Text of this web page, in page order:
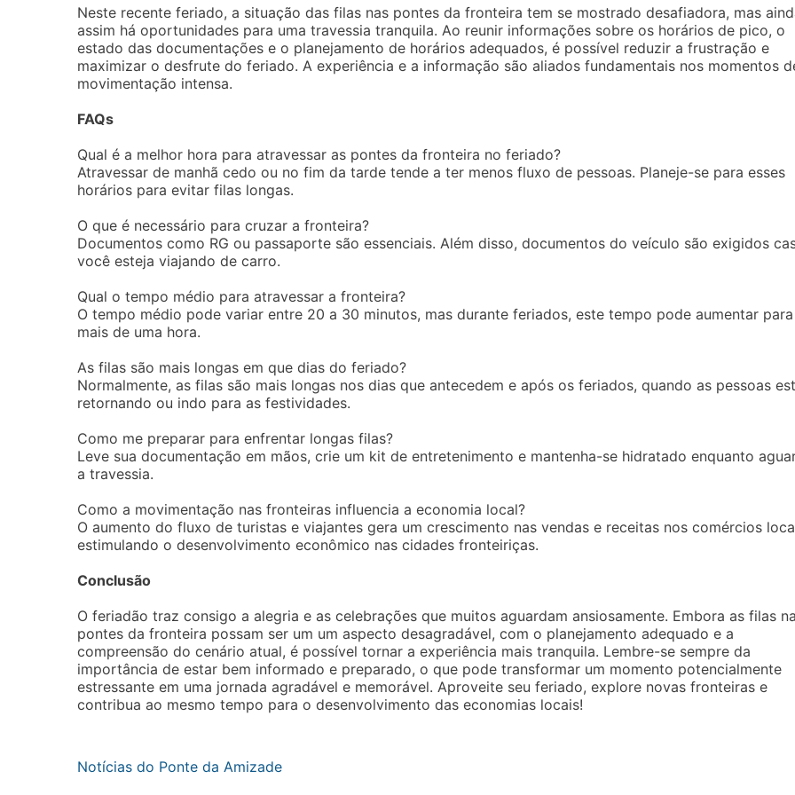
Neste recente feriado, a situação das filas nas pontes da fronteira tem se mostrado desafiadora, mas
assim há oportunidades para uma travessia tranquila. Ao reunir informações sobre os horários de pico, o
estado das documentações e o planejamento de horários adequados, é possível reduzir a frustração e
maximizar o desfrute do feriado. A experiência e a informação são aliados fundamentais nos momentos
movimentação intensa.
FAQs
Qual é a melhor hora para atravessar as pontes da fronteira no feriado?
Atravessar de manhã cedo ou no fim da tarde tende a ter menos fluxo de pessoas. Planeje-se para esses
horários para evitar filas longas.
O que é necessário para cruzar a fronteira?
Documentos como RG ou passaporte são essenciais. Além disso, documentos do veículo são exigidos
você esteja viajando de carro.
Qual o tempo médio para atravessar a fronteira?
O tempo médio pode variar entre 20 a 30 minutos, mas durante feriados, este tempo pode aumentar para
mais de uma hora.
As filas são mais longas em que dias do feriado?
Normalmente, as filas são mais longas nos dias que antecedem e após os feriados, quando as pessoas
retornando ou indo para as festividades.
Como me preparar para enfrentar longas filas?
Leve sua documentação em mãos, crie um kit de entretenimento e mantenha-se hidratado enquanto
a travessia.
Como a movimentação nas fronteiras influencia a economia local?
O aumento do fluxo de turistas e viajantes gera um crescimento nas vendas e receitas nos comércios
estimulando o desenvolvimento econômico nas cidades fronteiriças.
Conclusão
O feriadão traz consigo a alegria e as celebrações que muitos aguardam ansiosamente. Embora as filas
pontes da fronteira possam ser um um aspecto desagradável, com o planejamento adequado e a
compreensão do cenário atual, é possível tornar a experiência mais tranquila. Lembre-se sempre da
importância de estar bem informado e preparado, o que pode transformar um momento potencialmente
estressante em uma jornada agradável e memorável. Aproveite seu feriado, explore novas fronteiras e
contribua ao mesmo tempo para o desenvolvimento das economias locais!
Notícias do Ponte da Amizade